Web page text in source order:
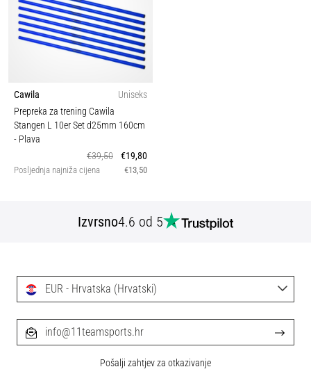
Cawila
Uniseks
Prepreka za trening Cawila
Stangen L 10er Set d25mm 160cm
- Plava
€39,50
€19,80
Posljednja najniža cijena €13,50
Izvrsno4.6 od 5
EUR - Hrvatska (Hrvatski)
info@11teamsports.hr
Pošalji zahtjev za otkazivanje